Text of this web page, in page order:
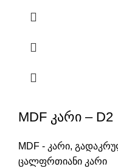
MDF კარი – D2
MDF - კარი,
ცალფრთიანი კარი